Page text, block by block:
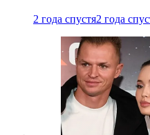
2 года спустя2 года